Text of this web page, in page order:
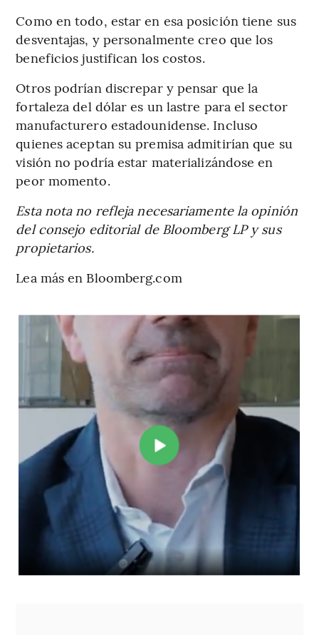
Como en todo, estar en esa posición tiene sus
desventajas, y personalmente creo que los
beneficios justifican los costos.
Otros podrían discrepar y pensar que la
fortaleza del dólar es un lastre para el sector
manufacturero estadounidense. Incluso
quienes aceptan su premisa admitirían que su
visión no podría estar materializándose en
peor momento.
Esta nota no refleja necesariamente la opinión
del consejo editorial de Bloomberg LP y sus
propietarios.
Lea más en Bloomberg.com